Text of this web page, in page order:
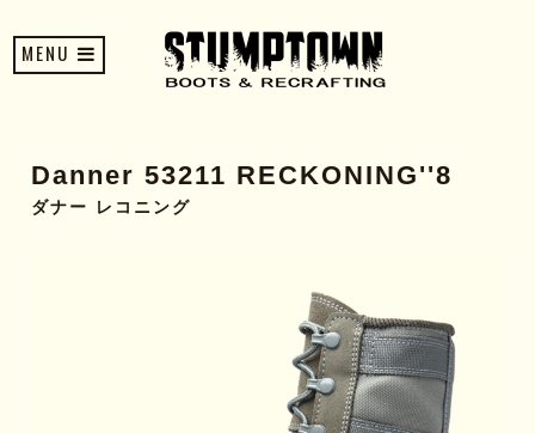
MENU
Danner 53211 RECKONING''8
ダナー レコニング